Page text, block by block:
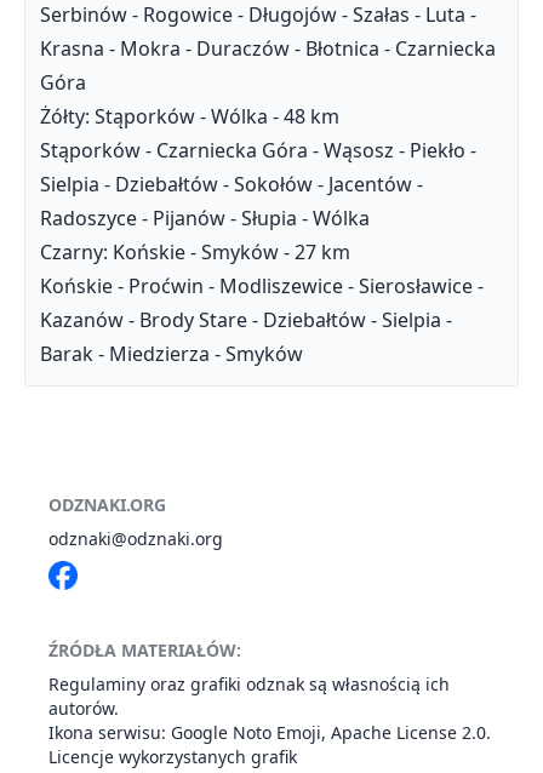
Serbinów - Rogowice - Długojów - Szałas - Luta -
Krasna - Mokra - Duraczów - Błotnica - Czarniecka
Góra
Żółty: Stąporków - Wólka - 48 km
Stąporków - Czarniecka Góra - Wąsosz - Piekło -
Sielpia - Dziebałtów - Sokołów - Jacentów -
Radoszyce - Pijanów - Słupia - Wólka
Czarny: Końskie - Smyków - 27 km
Końskie - Proćwin - Modliszewice - Sierosławice -
Kazanów - Brody Stare - Dziebałtów - Sielpia -
Barak - Miedzierza - Smyków
ODZNAKI.ORG
odznaki@odznaki.org
ŹRÓDŁA MATERIAŁÓW:
Regulaminy oraz grafiki odznak są własnością ich
autorów.
Ikona serwisu: Google Noto Emoji, Apache License 2.0.
Licencje wykorzystanych grafik